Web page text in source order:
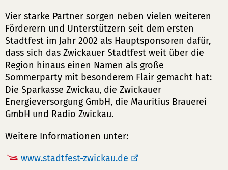
Vier starke Partner sorgen neben vielen weiteren
Förderern und Unterstützern seit dem ersten
Stadtfest im Jahr 2002 als Hauptsponsoren dafür,
dass sich das Zwickauer Stadtfest weit über die
Region hinaus einen Namen als große
Sommerparty mit besonderem Flair gemacht hat:
Die Sparkasse Zwickau, die Zwickauer
Energieversorgung GmbH, die Mauritius Brauerei
GmbH und Radio Zwickau.
Weitere Informationen unter:
www.stadtfest-zwickau.de